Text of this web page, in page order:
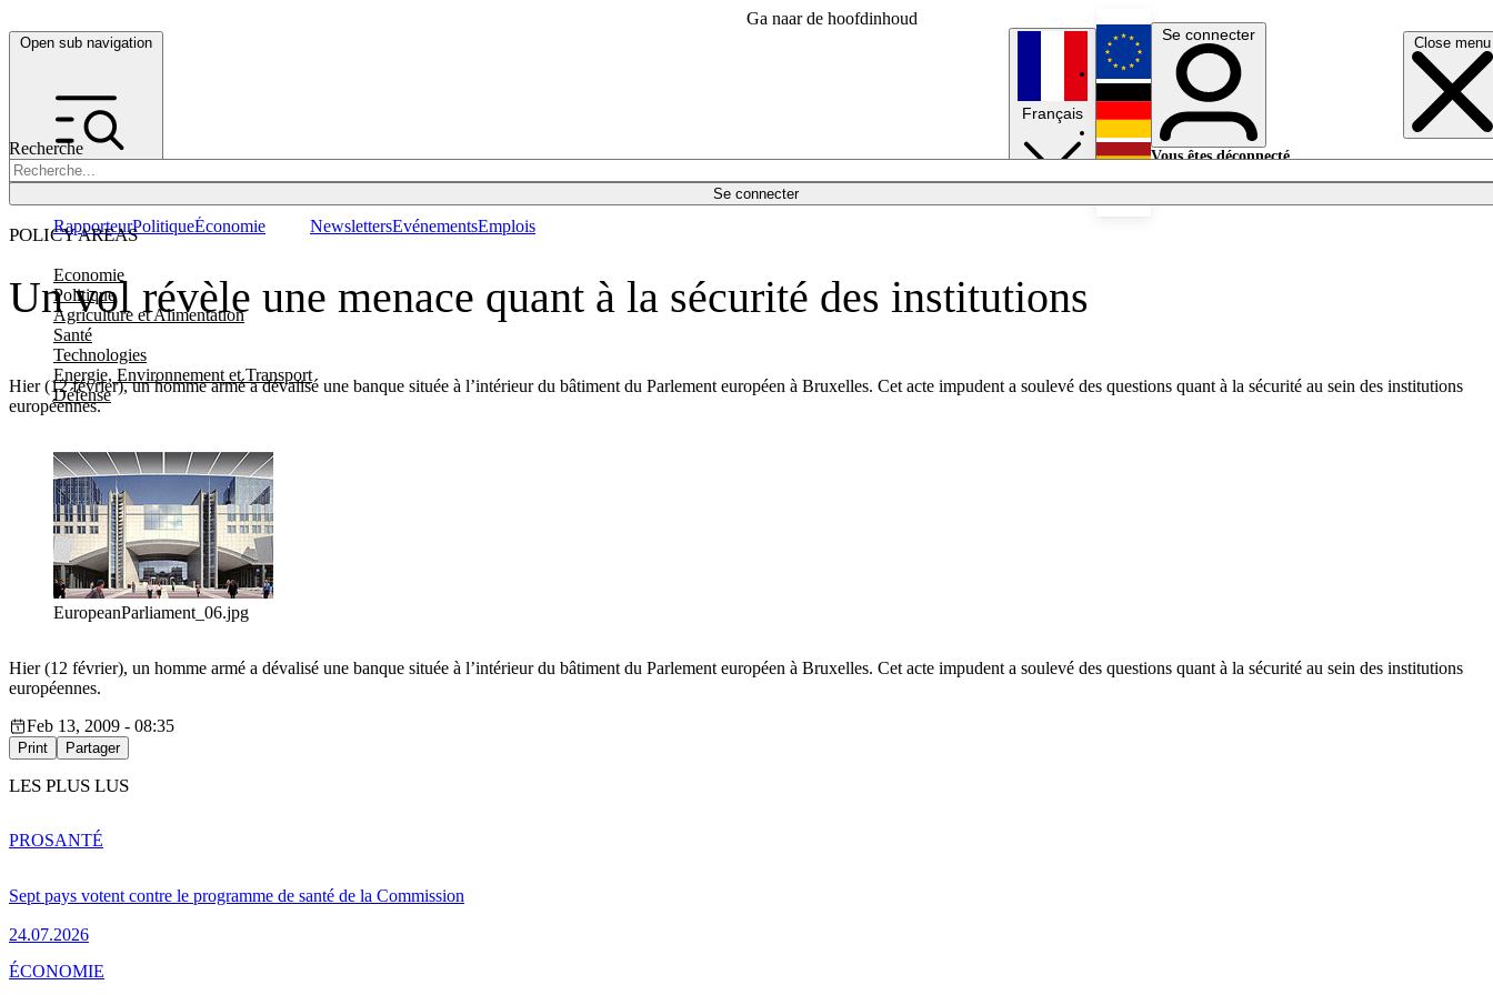
Ga naar de hoofdinhoud
Open sub navigation Close menu
Recherche
Se connecter
POLICY AREAS
Economie
Politique
Agriculture et Alimentation
Santé
Technologies
Energie, Environnement et Transport
Défense
RapporteurPolitiqueÉconomie NewslettersEvénementsEmplois
Français
English
Deutsch
Se connecter
Vous êtes déconnecté.
Un vol révèle une menace quant à la sécurité des institutions
Hier (12 février), un homme armé a dévalisé une banque située à l’intérieur du bâtiment du Parlement européen à Bruxelles. Cet acte impudent a soulevé des questions quant à la sécurité au sein des institutions
européennes.
EuropeanParliament_06.jpg
Hier (12 février), un homme armé a dévalisé une banque située à l’intérieur du bâtiment du Parlement européen à Bruxelles. Cet acte impudent a soulevé des questions quant à la sécurité au sein des institutions
européennes.
Feb 13, 2009 - 08:35
Print Partager
LES PLUS LUS
Sept pays votent contre le programme de santé de la Commission
24.07.2026
PROSANTÉ
ÉCONOMIE